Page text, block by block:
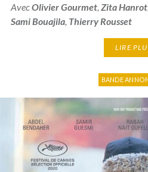
AvecOlivier Gourmet, Zita Hanrot,
Sami Bouajila, Thierry Rousset
LIRE
BANDE